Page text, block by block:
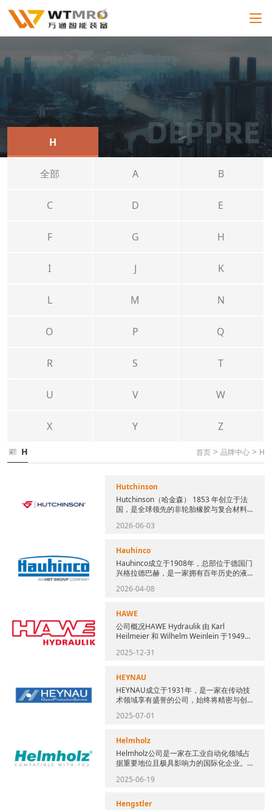
H
全部 A B
C D E
F G H
I J K
L M N
O P Q
R S T
U V W
X Y Z
H 首页 > 品牌中心 > H
Hutchinson
Hutchinson（哈金森） 1853 年创立于法
国，是全球领先的非轮胎橡胶与复合材料
（TotalEnergi...
2026-06-03
Hauhinco
Hauhinco成立于1908年，总部位于德国门
兴格拉德巴赫，是一家拥有百年历史的液
核心理念，专...
2026-04-08
HAWE
公司概况HAWE Hydraulik 由 Karl
Heilmeier 和 Wilhelm Weinlein 于1949年
2025-12-31
HEYNAU
HEYNAU成立于1931年，是一家在传动技
术领域享有盛誉的公司，始终将精密与创
轮箱、传动系统及特种...
2025-07-01
Helmholz
Helmholz公司是一家在工业自动化领域占
据重要地位且极具影响力的国际化企业。
业客户提供全面、先进...
2025-06-19
Hengstler